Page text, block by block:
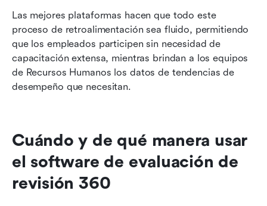
Las mejores plataformas hacen que todo este
proceso de retroalimentación sea fluido, permitiendo
que los empleados participen sin necesidad de
capacitación extensa, mientras brindan a los equipos
de Recursos Humanos los datos de tendencias de
desempeño que necesitan.
Cuándo y de qué manera usar
el software de evaluación de
revisión 360